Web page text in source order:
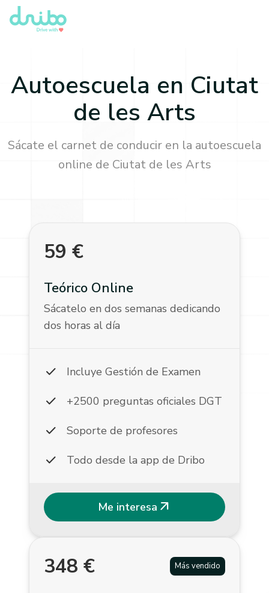
Autoescuela en Ciutat
de les Arts
Sácate el carnet de conducir en la autoescuela
online de Ciutat de les Arts
59 €
Teórico Online
Sácatelo en dos semanas dedicando
dos horas al día
check Incluye Gestión de Examen
check +2500 preguntas oficiales DGT
check Soporte de profesores
check Todo desde la app de Dribo
Me interesa arrow_outward
348 € Más vendido